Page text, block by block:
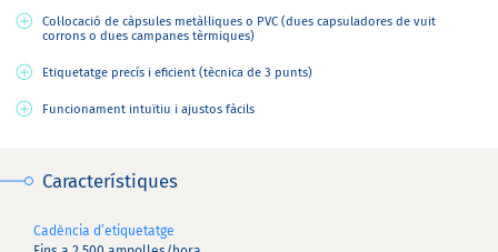
Col·locació de càpsules metàl·liques o PVC (dues capsuladores de vuit
corrons o dues campanes tèrmiques)
Etiquetatge precís i eficient (tècnica de 3 punts)
Funcionament intuïtiu i ajustos fàcils
Característiques
Cadència d’etiquetatge